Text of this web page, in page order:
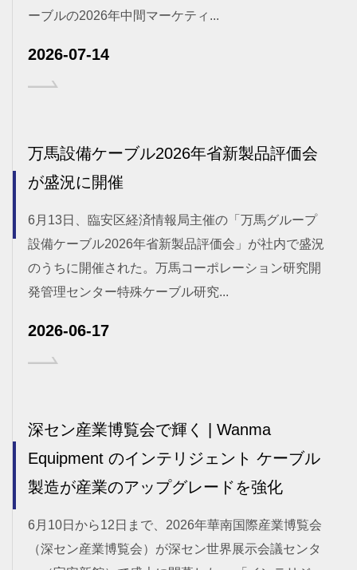
ーブルの2026年中間マーケティ...
2026-07-14
万馬設備ケーブル2026年省新製品評価会
が盛況に開催
6月13日、臨安区経済情報局主催の「万馬グループ
設備ケーブル2026年省新製品評価会」が社内で盛況
のうちに開催された。万馬コーポレーション研究開
発管理センター特殊ケーブル研究...
2026-06-17
深セン産業博覧会で輝く | Wanma
Equipment のインテリジェント ケーブル
製造が産業のアップグレードを強化
6月10日から12日まで、2026年華南国際産業博覧会
（深セン産業博覧会）が深セン世界展示会議センタ